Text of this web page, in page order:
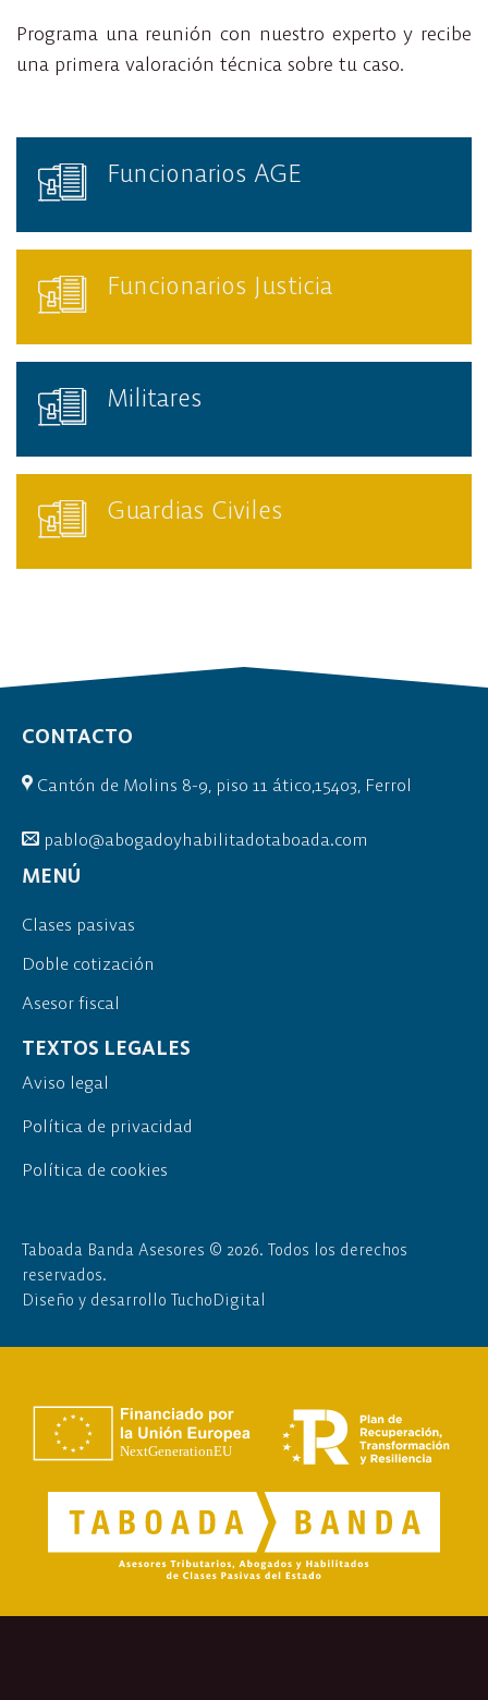
Programa una reunión con nuestro experto y recibe
una primera valoración técnica sobre tu caso.
Funcionarios AGE
Funcionarios Justicia
Militares
Guardias Civiles
CONTACTO
Cantón de Molins 8-9, piso 11 ático,15403, Ferrol
pablo@abogadoyhabilitadotaboada.com
MENÚ
Clases pasivas
Doble cotización
Asesor fiscal
TEXTOS LEGALES
Aviso legal
Política de privacidad
Política de cookies
Taboada Banda Asesores © 2026. Todos los derechos
reservados.
Diseño y desarrollo TuchoDigital